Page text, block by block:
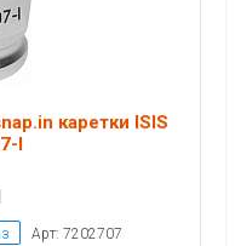
каретки ISIS
I
Арт: 7202707